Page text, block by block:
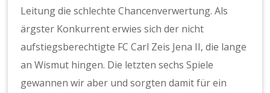
Leitung die schlechte Chancenverwertung. Als
ärgster Konkurrent erwies sich der nicht
aufstiegsberechtigte FC Carl Zeis Jena II, die lange
an Wismut hingen. Die letzten sechs Spiele
gewannen wir aber und sorgten damit für ein